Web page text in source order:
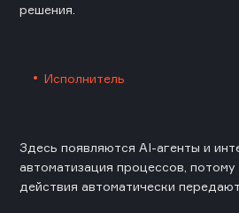
решения.
Исполнитель
Здесь появляются AI-агенты и
автоматизация процессов,
действия автоматически